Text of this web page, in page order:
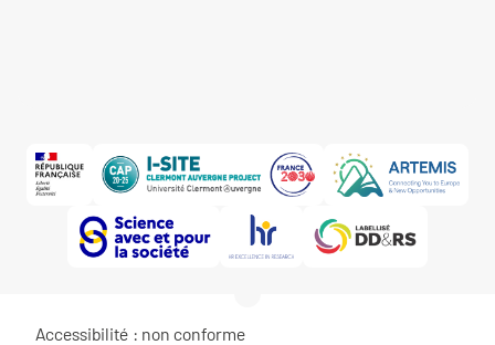
Accessibilité : non conforme